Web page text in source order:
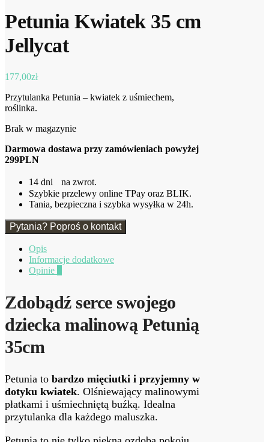
Petunia Kwiatek 35 cm
Jellycat
177,00zł
Przytulanka Petunia – kwiatek z uśmiechem,
roślinka.
Brak w magazynie
Darmowa dostawa przy zamówieniach powyżej
299PLN
14 dni na zwrot.
Szybkie przelewy online TPay oraz BLIK.
Tania, bezpieczna i szybka wysyłka w 24h.
Pytania? Poproś o kontakt
Opis
Informacje dodatkowe
Opinie
Zdobądź serce swojego
dziecka malinową Petunią
35cm
Petunia to bardzo mięciutki i przyjemny w
dotyku kwiatek. Olśniewający malinowymi
płatkami i uśmiechniętą buźką. Idealna
przytulanka dla każdego maluszka.